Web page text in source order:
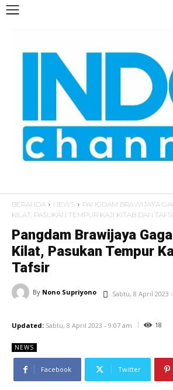
BERANDA NEWS
PANGDAM BRAWIJAYA
KILAT, PASUKAN TEMPUR KAJI KITAB DAN
Pangdam Brawijaya
Kilat, Pasukan Tempur
Tafsir
By Nono Supriyono Sabtu, 8 April 2023
Updated: Sabtu, 8 April 2023 - 9:07 am 18
NEWS
Facebook Twitter